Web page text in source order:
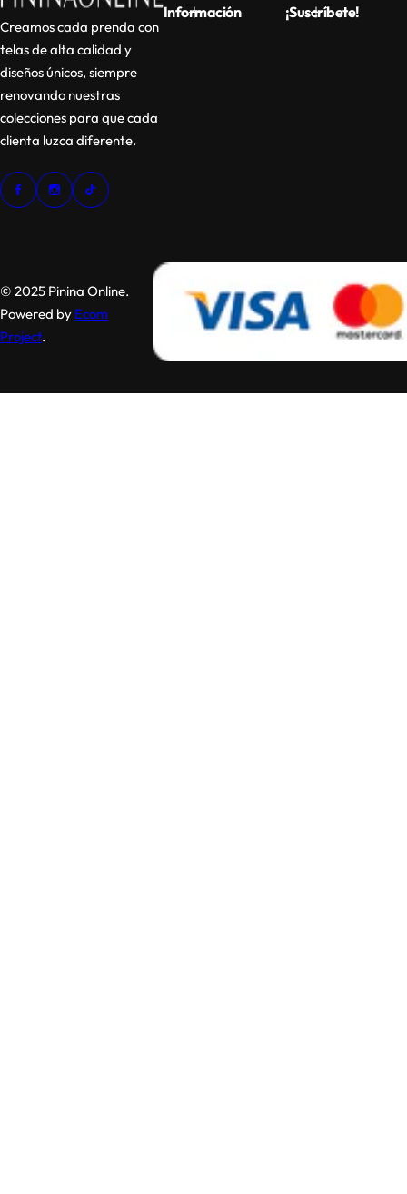
Creamos cada prenda con
telas de alta calidad y
diseños únicos, siempre
renovando nuestras
colecciones para que cada
clienta luzca diferente.
Información ¡Suscríbete!
© 2025 Pinina Online.
Powered by Ecom
Project.